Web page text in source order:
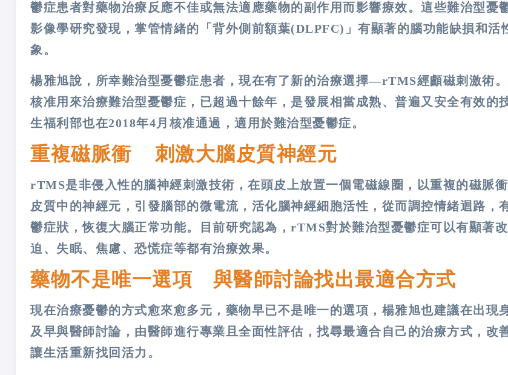
鬱症患者對藥物治療反應不佳或無法適應藥物的副作用而影響療效。這些難治型憂
影像學研究發現，掌管情緒的「背外側前額葉(DLPFC)」有顯著的腦功能缺損和活
象。
楊雅旭說，所幸難治型憂鬱症患者，現在有了新的治療選擇—rTMS經顱磁刺激術
核准用來治療難治型憂鬱症，已超過十餘年，是發展相當成熟、普遍又安全有效的
生福利部也在2018年4月核准通過，適用於難治型憂鬱症。
重複磁脈衝 刺激大腦皮質神經元
rTMS是非侵入性的腦神經刺激技術，在頭皮上放置一個電磁線圈，以重複的磁脈
皮質中的神經元，引發腦部的微電流，活化腦神經細胞活性，從而調控情緒迴路，
鬱症狀，恢復大腦正常功能。目前研究認為，rTMS對於難治型憂鬱症可以有顯著
迫、失眠、焦慮、恐慌症等都有治療效果。
藥物不是唯一選項 與醫師討論找出最適合方式
現在治療憂鬱的方式愈來愈多元，藥物早已不是唯一的選項，楊雅旭也建議在出現
及早與醫師討論，由醫師進行專業且全面性評估，找尋最適合自己的治療方式，改
讓生活重新找回活力。